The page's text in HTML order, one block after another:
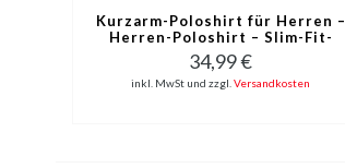
Kurzarm-Poloshirt für Herren –
Herren-Poloshirt – Slim-Fit-
Poloshirt für Herren – A150-1 –
Schwarz
34,99 €
inkl. MwSt und zzgl.Versandkosten